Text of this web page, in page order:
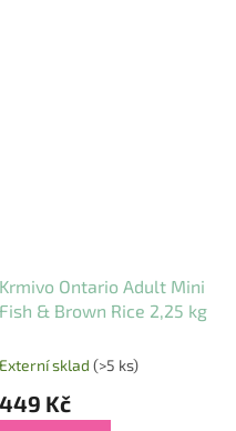
Krmivo Ontario Adult Mini
Fish & Brown Rice 2,25 kg
Externí sklad (>5 ks)
449 Kč